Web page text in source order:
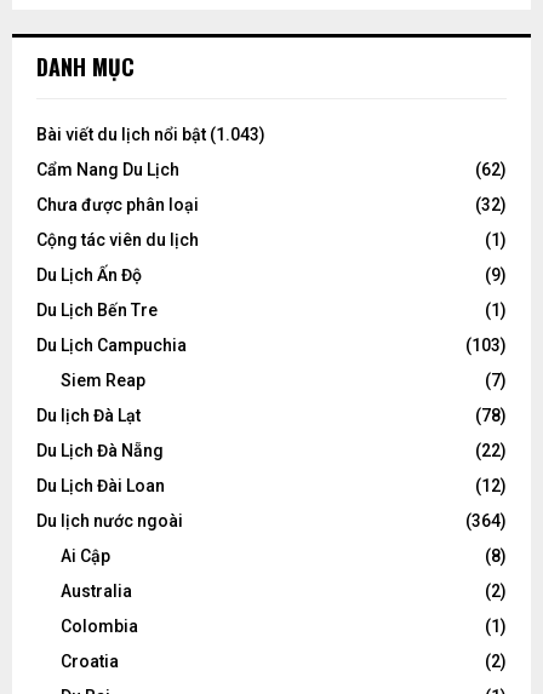
DANH MỤC
Bài viết du lịch nổi bật (1.043)
Cẩm Nang Du Lịch
(62)
Chưa được phân loại
(32)
Cộng tác viên du lịch
(1)
Du Lịch Ấn Độ
(9)
Du Lịch Bến Tre
(1)
Du Lịch Campuchia
(103)
Siem Reap
(7)
Du lịch Đà Lạt
(78)
Du Lịch Đà Nẵng
(22)
Du Lịch Đài Loan
(12)
Du lịch nước ngoài
(364)
Ai Cập
(8)
Australia
(2)
Colombia
(1)
Croatia
(2)